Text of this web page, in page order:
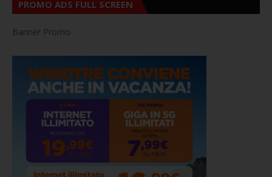
PROMO ADS FULL SCREEN
Banner Promo